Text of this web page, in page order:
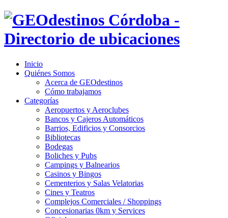
Inicio
Quiénes Somos
Acerca de GEOdestinos
Cómo trabajamos
Categorías
Aeropuertos y Aeroclubes
Bancos y Cajeros Automáticos
Barrios, Edificios y Consorcios
Bibliotecas
Bodegas
Boliches y Pubs
Campings y Balnearios
Casinos y Bingos
Cementerios y Salas Velatorias
Cines y Teatros
Complejos Comerciales / Shoppings
Concesionarias 0km y Services